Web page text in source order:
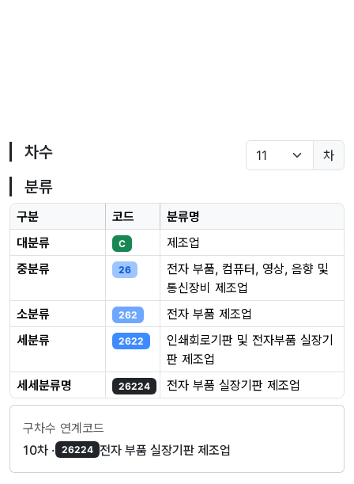
차수 차
분류
구분 코드
분류명
대분류
C
제조업
중분류
26
전자 부품, 컴퓨터, 영상, 음향 및
통신장비 제조업
소분류
262
전자 부품 제조업
세분류
2622
인쇄회로기판 및 전자부품 실장기
판 제조업
세세분류명
26224 전자 부품 실장기판 제조업
구차수 연계코드
10차 · 26224 전자 부품 실장기판 제조업